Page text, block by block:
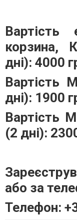
Вартість
корзина,
дні): 4000
Вартість
дні): 1900
Вартість
(2 дні):
або за
Телефон: